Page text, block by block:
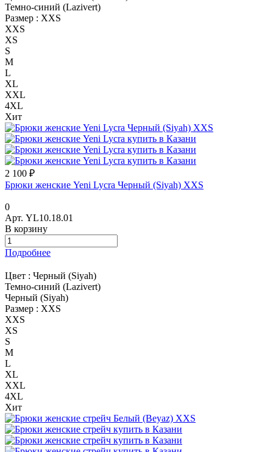
Темно-синий (Lazivert)
Размер : XXS
XXS
XS
S
M
L
XL
XXL
4XL
Хит
2 100 ₽
Брюки женские Yeni Lycra Черный (Siyah) XXS
0
Арт. YL10.18.01
В корзину
Подробнее
Цвет : Черный (Siyah)
Темно-синий (Lazivert)
Черный (Siyah)
Размер : XXS
XXS
XS
S
M
L
XL
XXL
4XL
Хит